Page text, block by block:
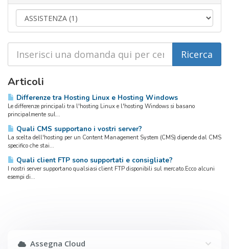
Articoli
Differenze tra Hosting Linux e Hosting Windows
Le differenze principali tra l'hosting Linux e l'hosting Windows si basano
principalmente sul...
Quali CMS supportano i vostri server?
La scelta dell'hosting per un Content Management System (CMS) dipende dal CMS
specifico che stai...
Quali client FTP sono supportati e consigliate?
I nostri server supportano qualsiasi client FTP disponibili sul mercato.Ecco alcuni
esempi di...
Assegna Cloud